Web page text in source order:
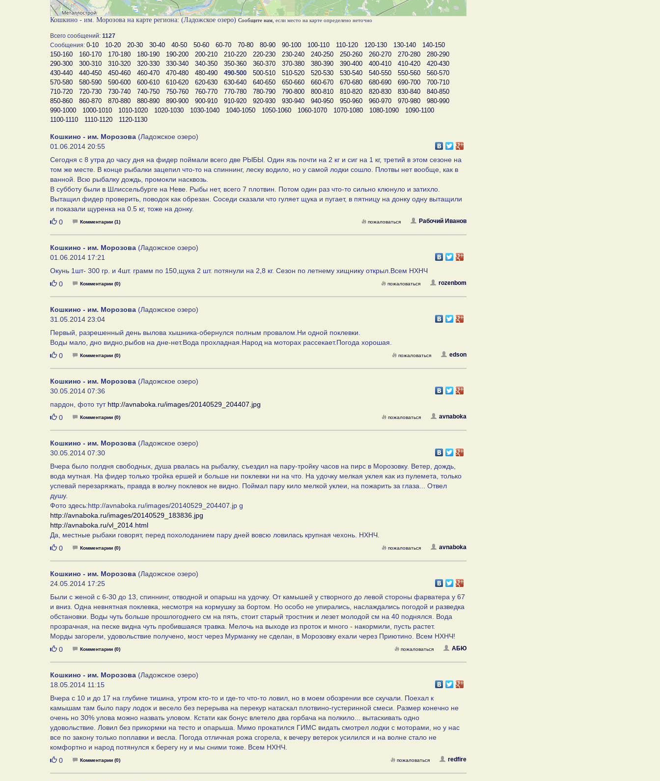
Кошкино - им. Морозова на карте региона: (Ладожское озеро) Сообщите нам , если место на карте определено неточно
Всего сообщений: 1127
Сообщения: 0-10 10-20 20-30 30-40 40-50 50-60 60-70 70-80 80-90 90-100 100-110 110-120 120-130 130-140
140-150
150-160
160-170 170-180 180-190 190-200 200-210 210-220 220-230 230-240 240-250 250-260 260-270 270-280
280-290
290-300
300-310 310-320 320-330 330-340 340-350 350-360 360-370 370-380 380-390 390-400 400-410 410-420
420-430
430-440
440-450 450-460 460-470 470-480 480-490 490-500 500-510 510-520 520-530 530-540 540-550 550-560
560-570
570-580
580-590 590-600 600-610 610-620 620-630 630-640 640-650 650-660 660-670 670-680 680-690 690-700
700-710
710-720
720-730 730-740 740-750 750-760 760-770 770-780 780-790 790-800 800-810 810-820 820-830 830-840
840-850
850-860
860-870 870-880 880-890 890-900 900-910 910-920 920-930 930-940 940-950 950-960 960-970 970-980
980-990
990-1000
1000-1010 1010-1020 1020-1030 1030-1040 1040-1050 1050-1060 1060-1070 1070-1080 1080-1090
1090-1100
1100-1110
1110-1120 1120-1130
Кошкино - им. Морозова (Ладожское озеро)
01.06.2014 20:55
Сегодня с 8 утра до часу дня на фидер поймали всего две РЫБЫ. Один язь почти на 2 кг и сиг на 1 кг, третий в этом сезоне на
том же месте. В конце рыбалки зацепил что-то на спиннинг, леску водило, но у самой лодки сошло. Плотвы нет вообще, как в
ванной. Всю рыбалку дождь, промокли насквозь.
В субботу были в Шлиссельбурге на Неве. Рыбы нет, всего 7 плотвин. Потом один раз что-то сильно клюнуло и затихло.
Вытащил фидер проверить, поводок как обрезан. Соседи сказали что гуляет щука и пугает, в пятницу на донку одну вытащили
и показали щуренка на 0.5 кг, тоже на донку.
Нравится
0 Комментарии (1) Рабочий Иванов
пожаловаться
Кошкино - им. Морозова (Ладожское озеро)
01.06.2014 17:21
Окунь 1шт- 300 гр. и 4шт. грамм по 150,щука 2 шт. потянули на 2,8 кг. Сезон по летнему хищнику открыл.Всем НХНЧ
Нравится
0 Комментарии (0) rozenbom
пожаловаться
Кошкино - им. Морозова (Ладожское озеро)
31.05.2014 23:04
Первый, разрешенный день вылова хышника-обернулся полным провалом.Ни одной поклевки.
Воды мало, дно видно,рыбов на дне-нет.Вода прохладная.Народ на моторах рассекает.Погода хорошая.
Нравится
0 Комментарии (0) edson
пожаловаться
Кошкино - им. Морозова (Ладожское озеро)
30.05.2014 07:36
пардон, фото тут http://avnaboka.ru/images/20140529_204407.jpg
Нравится
0 Комментарии (0) avnaboka
пожаловаться
Кошкино - им. Морозова (Ладожское озеро)
30.05.2014 07:30
Вчера было полдня свободных, душа рвалась на рыбалку, съездил на пару-тройку часов на пирс в Морозовку. Ветер, дождь,
вода мутная. На фидер только тройка ершей и больше ни поклевки ни на что. На удочку мелкая уклея как из пулемета, только
успевай перезаряжать, правда в волну поклевок не видно. Поймал пару кило мелкой уклеи, на пожарить за глаза... Отвел
душу.
Фото здесь:http://avnaboka.ru/images/20140529_204407.jp g
http://avnaboka.ru/images/20140529_183836.jpg
http://avnaboka.ru/vl_2014.html
Да, местные рыбаки говорят, перед похолоданием пару дней вовсю ловилась крупная чехонь. НХНЧ.
Нравится
0 Комментарии (0) avnaboka
пожаловаться
Кошкино - им. Морозова (Ладожское озеро)
24.05.2014 17:25
Были с женой с 6-30 до 13, спиннинг, отводной и опарыш на удочку. От камышей у створного до левой стороны фарватера у 67
и вниз. Одна невнятная поклевка, несмотря на кормушку за бортом. Но особо не упирались, наслаждались погодой и разведка
обстановки. Воды чуть больше прошлогоднего см на пять, стоит старый тростник и лезет молодой см на 40 поднялся. Вода
прозрачная, на песке видна чуть пробившаяся травка. Мелочь на выходе из проток и много - накормили, пусть растет.
Морды загорели, удовольствие получено, мост через Мурманку не сделан, в Морозовку ехали через Приютино. Всем НХНЧ!
Нравится
0 Комментарии (0) АБЮ
пожаловаться
Кошкино - им. Морозова (Ладожское озеро)
18.05.2014 11:15
Вчера с 10 и до 17 на глубине тишина, утром кто-то и где-то что-то ловил, но в моем обозрении все скучали. Поехал к
камышам там было пару лодок и весело без перерыва на перекур натаскал плотвино-густеринной смеси. Размер конечно не
очень но 30% улова можно назвать уловом. Кстати как бонус влетело два горбача на полкило... вытаскивать одно
удовольствие. Ловил без прикормки на тесто и опарыша. Мимо прокатился ГИМС видать смотрел лодки с моторами, но у нас
все по закону только поплавки и весла. Погода отличная рожа сгорела, к вечеру ветерок усилился и на волне стало не
комфортно и народ потянулся к берегу ну и мы сними тоже. Всем НХНЧ.
Нравится
0 Комментарии (0) redfire
пожаловаться